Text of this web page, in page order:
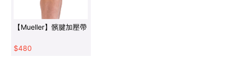
【Mueller】髕腱加壓帶
$480